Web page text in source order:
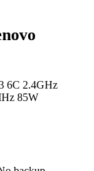
6C 2.4GHz
85W